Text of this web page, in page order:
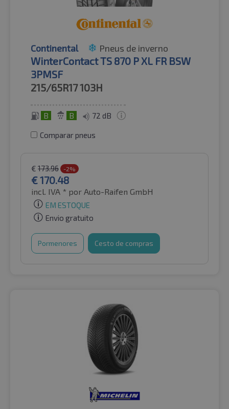
Continental Pneus de inverno
WinterContact TS 870 P XL FR BSW
3PMSF
215/65R17103H
B B 72 dB
Comparar pneus
€ 173.96 -2%
€170.48
incl. IVA * por Auto-Raifen GmbH
EM ESTOQUE
Envio gratuito
Pormenores Cesto de compras